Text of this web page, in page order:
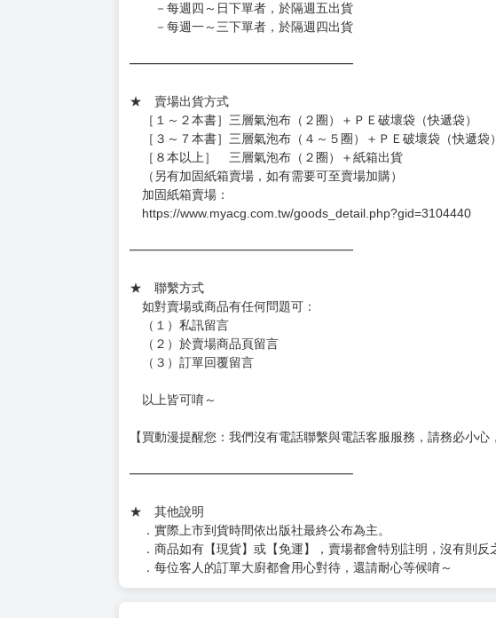
週一～週五 １０：００～１９：００
（假日＆國定假日休息，客服會不定時回覆）
．現貨商品：１～２天出貨（不含假日＆國定假日）
．已上市且非現貨商品：
－每週四～日下單者，於隔週五出貨
－每週一～三下單者，於隔週四出貨
★ 賣場出貨方式
［１～２本書］三層氣泡布（２圈）＋ＰＥ破壞袋（快遞袋）
［３～７本書］三層氣泡布（４～５圈）＋ＰＥ破壞袋（快遞袋）
［８本以上］ 三層氣泡布（２圈）＋紙箱出貨
（另有加固紙箱賣場，如有需要可至賣場加購）
https://www.myacg.com.tw/goods_detail.php?gid=3104440
━━━━━━━━━━━━━━━━━━
（１）私訊留言
（２）於賣場商品頁留言
（３）訂單回覆留言